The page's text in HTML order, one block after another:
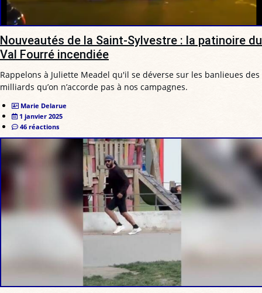
Nouveautés de la Saint-Sylvestre : la patinoire du
Val Fourré incendiée
Rappelons à Juliette Meadel qu'il se déverse sur les banlieues des
milliards qu’on n’accorde pas à nos campagnes.
Marie Delarue
1 janvier 2025
46 réactions